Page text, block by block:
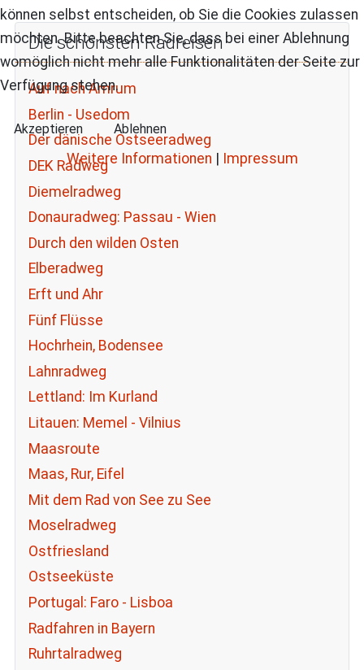
Die schönsten Radreisen
Auf nach Amrum
Berlin - Usedom
Der dänische Ostseeradweg
DEK Radweg
Diemelradweg
Donauradweg: Passau - Wien
Durch den wilden Osten
Elberadweg
Erft und Ahr
Fünf Flüsse
Hochrhein, Bodensee
Lahnradweg
Lettland: Im Kurland
Litauen: Memel - Vilnius
Maasroute
Maas, Rur, Eifel
Mit dem Rad von See zu See
Moselradweg
Ostfriesland
Ostseeküste
Portugal: Faro - Lisboa
Radfahren in Bayern
Ruhrtalradweg
können selbst entscheiden, ob Sie die Cookies zulassen
möchten. Bitte beachten Sie, dass bei einer Ablehnung
womöglich nicht mehr alle Funktionalitäten der Seite zur
Verfügung stehen.
Akzeptieren Ablehnen
Weitere Informationen Impressum